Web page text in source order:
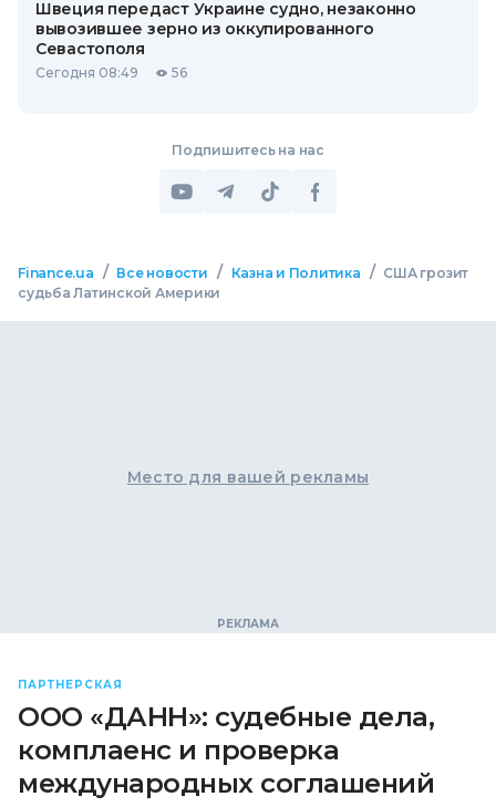
Швеция передаст Украине судно, незаконно
вывозившее зерно из оккупированного
Севастополя
Сегодня 08:49 56
Подпишитесь на нас
Finance.ua / Все новости / Казна и Политика / США грозит
судьба Латинской Америки
Место для вашей рекламы
ПАРТНЕРСКАЯ
ООО «ДАНН»: судебные дела,
комплаенс и проверка
международных соглашений